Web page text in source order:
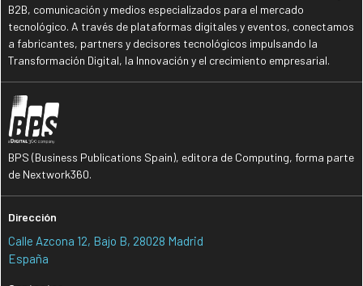
B2B, comunicación y medios especializados para el mercado
tecnológico. A través de plataformas digitales y eventos, conectamos
a fabricantes, partners y decisores tecnológicos impulsando la
Transformación Digital, la Innovación y el crecimiento empresarial.
BPS (Business Publications Spain), editora de Computing, forma parte
de Nextwork360.
Dirección
Calle Azcona 12, Bajo B, 28028 Madrid
España